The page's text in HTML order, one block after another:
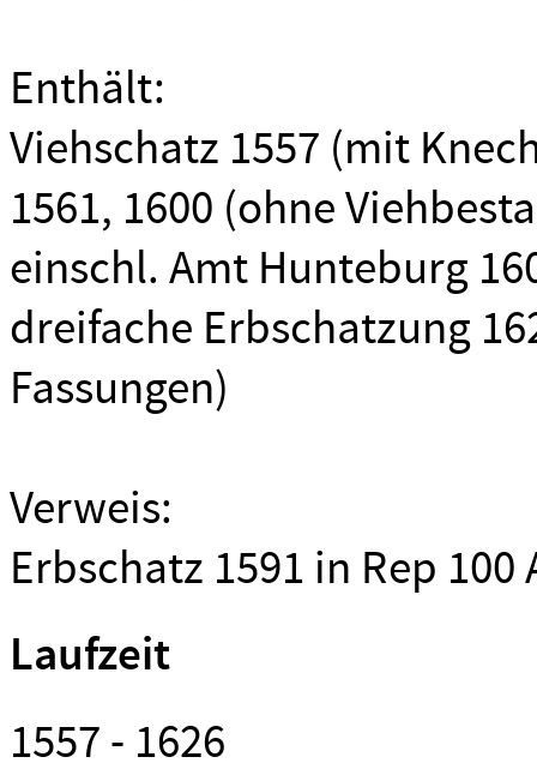
Enthält:
Viehschatz 1557 (mit
1561, 1600 (ohne
einschl. Amt Hunteburg
dreifache Erbschatzung
Fassungen)
Verweis:
Erbschatz 1591 in Rep
Laufzeit
1557 - 1626